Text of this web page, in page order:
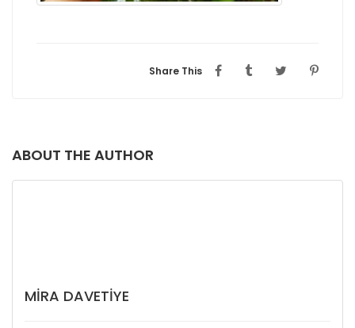
Share This
ABOUT THE AUTHOR
MIRA DAVETIYE